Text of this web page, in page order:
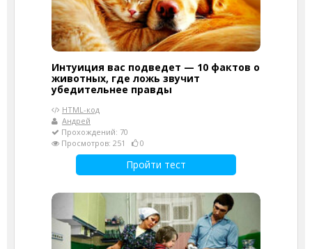
Интуиция вас подведет — 10 фактов о
животных, где ложь звучит
убедительнее правды
HTML-код
Андрей
Прохождений: 70
Просмотров: 251
0
Пройти тест